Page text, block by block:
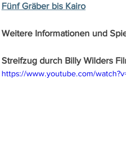
Fünf Gräber bis Kairo
Weitere Informationen und
Streifzug durch Billy Wilders
https://www.youtube.com/